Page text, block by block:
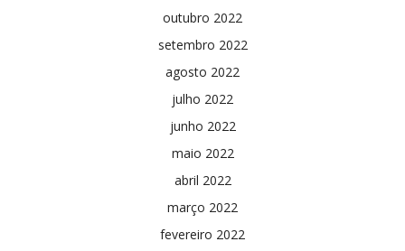
outubro 2022
setembro 2022
agosto 2022
julho 2022
junho 2022
maio 2022
abril 2022
março 2022
fevereiro 2022